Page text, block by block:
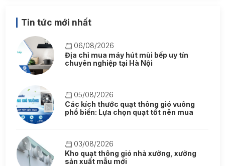
Tin tức mới nhất
06/08/2026
Địa chỉ mua máy hút mùi bếp uy tín
chuyên nghiệp tại Hà Nội
05/08/2026
Các kích thước quạt thông gió vuông
phổ biến: Lựa chọn quạt tốt nên mua
03/08/2026
Kho quạt thông gió nhà xưởng, xưởng
sản xuất mẫu mới